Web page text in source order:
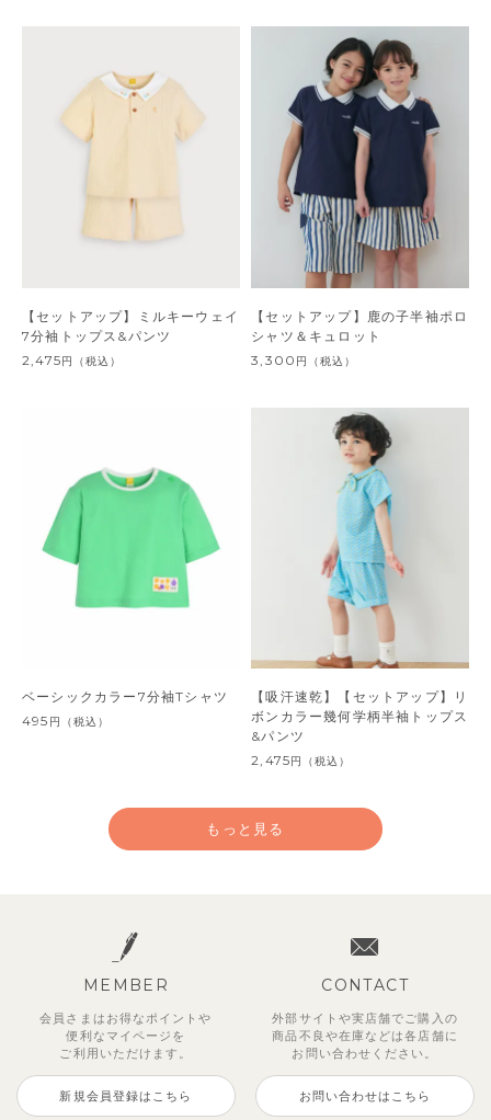
【セットアップ】ミルキーウェイ
7分袖トップス&パンツ
2,475円 （税込）
【セットアップ】鹿の子半袖ポロ
シャツ＆キュロット
3,300 円 （税込）
ベーシックカラー7分袖Tシャツ
495 円 （税込）
【吸汗速乾】【セットアップ】リ
ボンカラー幾何学柄半袖トップス
&パンツ
2,475円 （税込）
もっと見る
MEMBER
会員さまはお得なポイントや
便利な マイページを
ご利用いただけます。
新規会員登録はこちら
CONTACT
外部サイトや実店舗でご購入の
商品不良や在庫などは各店舗に
お問い合わせください。
お問い合わせはこちら